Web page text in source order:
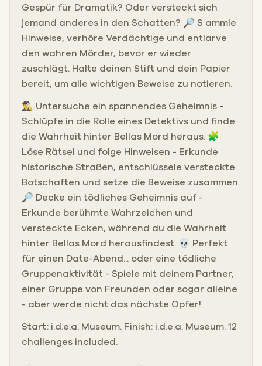
Gespür für Dramatik? Oder versteckt sich
jemand anderes in den Schatten? 🔎 S ammle
Hinweise, verhöre Verdächtige und entlarve
den wahren Mörder, bevor er wieder
zuschlägt. Halte deinen Stift und dein Papier
bereit, um alle wichtigen Beweise zu notieren.
🕵️‍♂️ Untersuche ein spannendes Geheimnis -
Schlüpfe in die Rolle eines Detektivs und finde
die Wahrheit hinter Bellas Mord heraus. 🧩
Löse Rätsel und folge Hinweisen - Erkunde
historische Straßen, entschlüssele versteckte
Botschaften und setze die Beweise zusammen.
🔎 Decke ein tödliches Geheimnis auf -
Erkunde berühmte Wahrzeichen und
versteckte Ecken, während du die Wahrheit
hinter Bellas Mord herausfindest. 💀 Perfekt
für einen Date-Abend... oder eine tödliche
Gruppenaktivität - Spiele mit deinem Partner,
einer Gruppe von Freunden oder sogar alleine
- aber werde nicht das nächste Opfer!
Start: i.d.e.a. Museum. Finish: i.d.e.a. Museum. 12
challenges included.